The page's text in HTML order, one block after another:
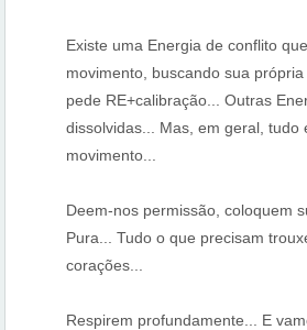
Existe uma Energia de conflito
movimento, buscando sua
pede RE+calibração... Outras
dissolvidas... Mas, em geral, tudo
movimento...
Deem-nos permissão, coloquem
Pura... Tudo o que precisam
corações...
Respirem profundamente... E